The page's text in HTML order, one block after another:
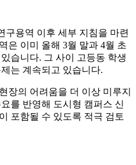
구용역 이후 세부 지침을 마련
은 이미 올해 3월 말과 4월 초
습니다. 그 사이 고등동 학생
는 계속되고 있습니다.
장의 어려움을 더 이상 미루지
를 반영해 도시형 캠퍼스 신
포함될 수 있도록 적극 검토